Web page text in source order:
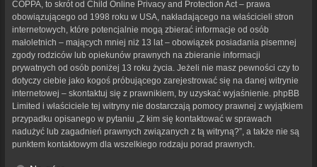
COPPA, to skrót od Child Online Privacy and Protection Act – prawa
obowiązującego od 1998 roku w USA, nakładającego na właścicieli stron
internetowych, które potencjalnie mogą zbierać informacje od osób
małoletnich – mających mniej niż 13 lat – obowiązek posiadania pisemnej
zgody rodziców lub opiekunów prawnych na zbieranie informacji
prywatnych od osób poniżej 13 roku życia. Jeżeli nie masz pewności czy to
dotyczy ciebie jako kogoś próbującego zarejestrować się na danej witrynie
internetowej – skontaktuj się z prawnikiem, by uzyskać wyjaśnienie. phpBB
Limited i właściciele tej witryny nie dostarczają pomocy prawnej z wyjątkiem
przypadku opisanego w pytaniu „Z kim się kontaktować w sprawach
nadużyć lub zagadnień prawnych związanych z tą witryną?”, a także nie są
punktem kontaktowym dla wszelkiego rodzaju porad prawnych.